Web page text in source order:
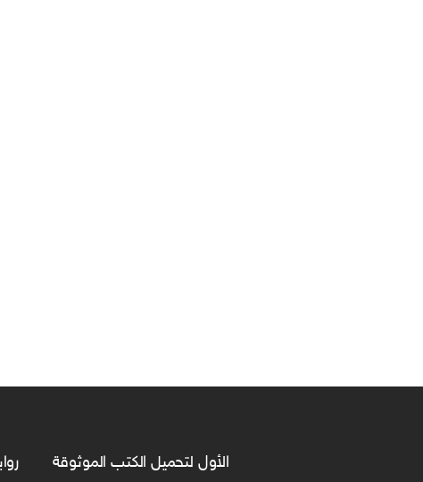
الأول لتحميل الكتب الموثوقة